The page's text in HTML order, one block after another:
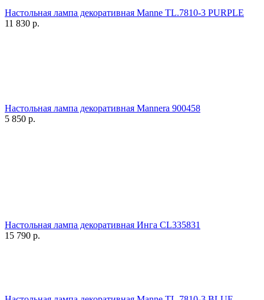
Настольная лампа декоративная Manne TL.7810-3 PURPLE
11 830 р.
Настольная лампа декоративная Mannera 900458
5 850 р.
Настольная лампа декоративная Инга CL335831
15 790 р.